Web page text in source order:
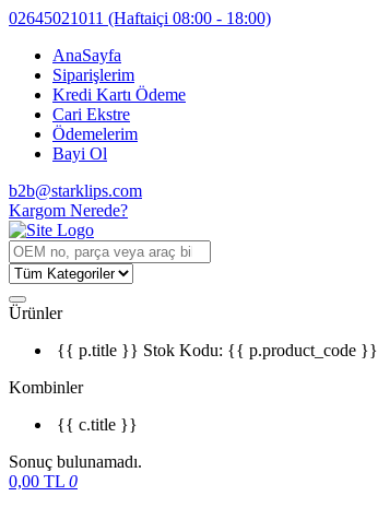
02645021011 (Haftaiçi 08:00 - 18:00)
AnaSayfa
Siparişlerim
Kredi Kartı Ödeme
Cari Ekstre
Ödemelerim
Bayi Ol
b2b@starklips.com
Kargom Nerede?
Ürünler
{{ p.title }} Stok Kodu: {{ p.product_code }}
Kombinler
{{ c.title }}
Sonuç bulunamadı.
0,00 TL 0